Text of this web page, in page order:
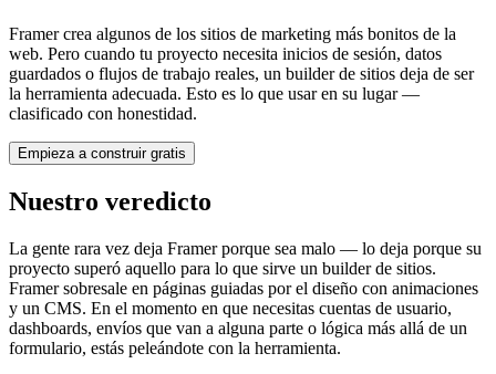
Framer crea algunos de los sitios de marketing más bonitos de la
web. Pero cuando tu proyecto necesita inicios de sesión, datos
guardados o flujos de trabajo reales, un builder de sitios deja de ser
la herramienta adecuada. Esto es lo que usar en su lugar —
clasificado con honestidad.
Empieza a construir gratis
Nuestro veredicto
La gente rara vez deja Framer porque sea malo — lo deja porque su
proyecto superó aquello para lo que sirve un builder de sitios.
Framer sobresale en páginas guiadas por el diseño con animaciones
y un CMS. En el momento en que necesitas cuentas de usuario,
dashboards, envíos que van a alguna parte o lógica más allá de un
formulario, estás peleándote con la herramienta.